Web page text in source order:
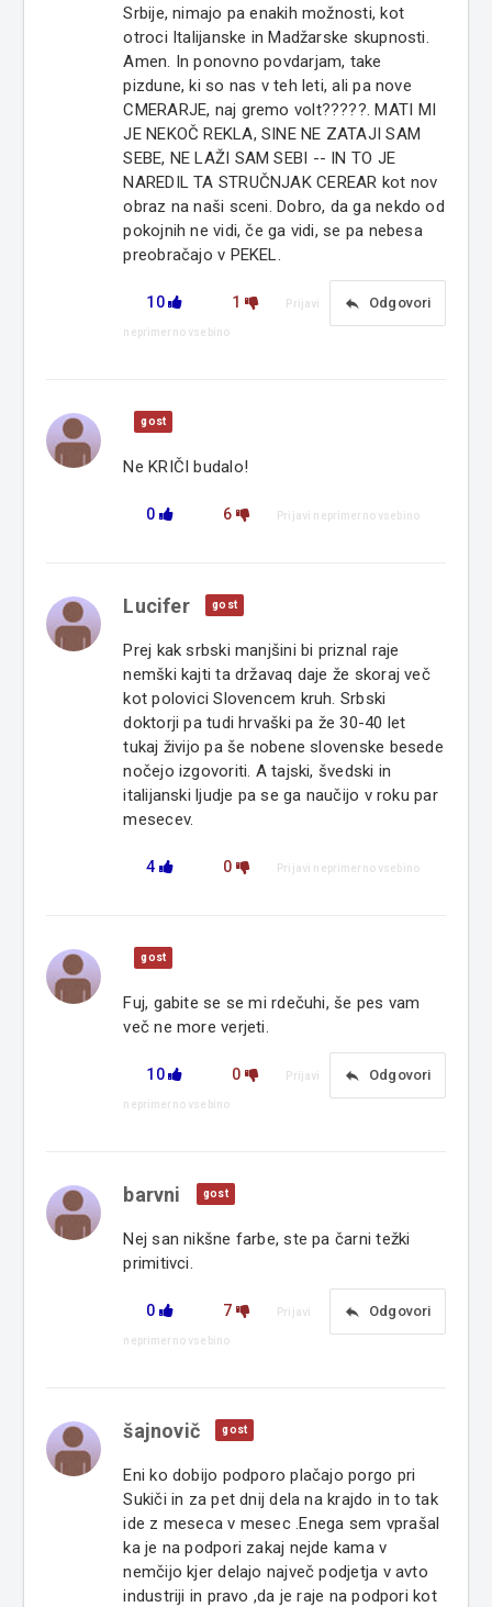
Srbije, nimajo pa enakih možnosti, kot
otroci Italijanske in Madžarske skupnosti.
Amen. In ponovno povdarjam, take
pizdune, ki so nas v teh leti, ali pa nove
CMERARJE, naj gremo volt?????. MATI MI
JE NEKOČ REKLA, SINE NE ZATAJI SAM
SEBE, NE LAŽI SAM SEBI -- IN TO JE
NAREDIL TA STRUČNJAK CEREAR kot nov
obraz na naši sceni. Dobro, da ga nekdo od
pokojnih ne vidi, če ga vidi, se pa nebesa
preobračajo v PEKEL.
10 1 reply Odgovori
Prijavi
neprimerno vsebino
gost
Ne KRIČI budalo!
0 6 Prijavi neprimerno vsebino
Lucifer gost
Prej kak srbski manjšini bi priznal raje
nemški kajti ta državaq daje že skoraj več
kot polovici Slovencem kruh. Srbski
doktorji pa tudi hrvaški pa že 30-40 let
tukaj živijo pa še nobene slovenske besede
nočejo izgovoriti. A tajski, švedski in
italijanski ljudje pa se ga naučijo v roku par
mesecev.
4 0 Prijavi neprimerno vsebino
gost
Fuj, gabite se se mi rdečuhi, še pes vam
več ne more verjeti.
10 0 reply Odgovori
Prijavi
neprimerno vsebino
barvni gost
Nej san nikšne farbe, ste pa čarni težki
primitivci.
0 7 reply Odgovori
Prijavi
neprimerno vsebino
šajnovič gost
Eni ko dobijo podporo plačajo porgo pri
Sukiči in za pet dnij dela na krajdo in to tak
ide z meseca v mesec .Enega sem vprašal
ka je na podpori zakaj nejde kama v
nemčijo kjer delajo največ podjetja v avto
industriji in pravo ,da je raje na podpori kot